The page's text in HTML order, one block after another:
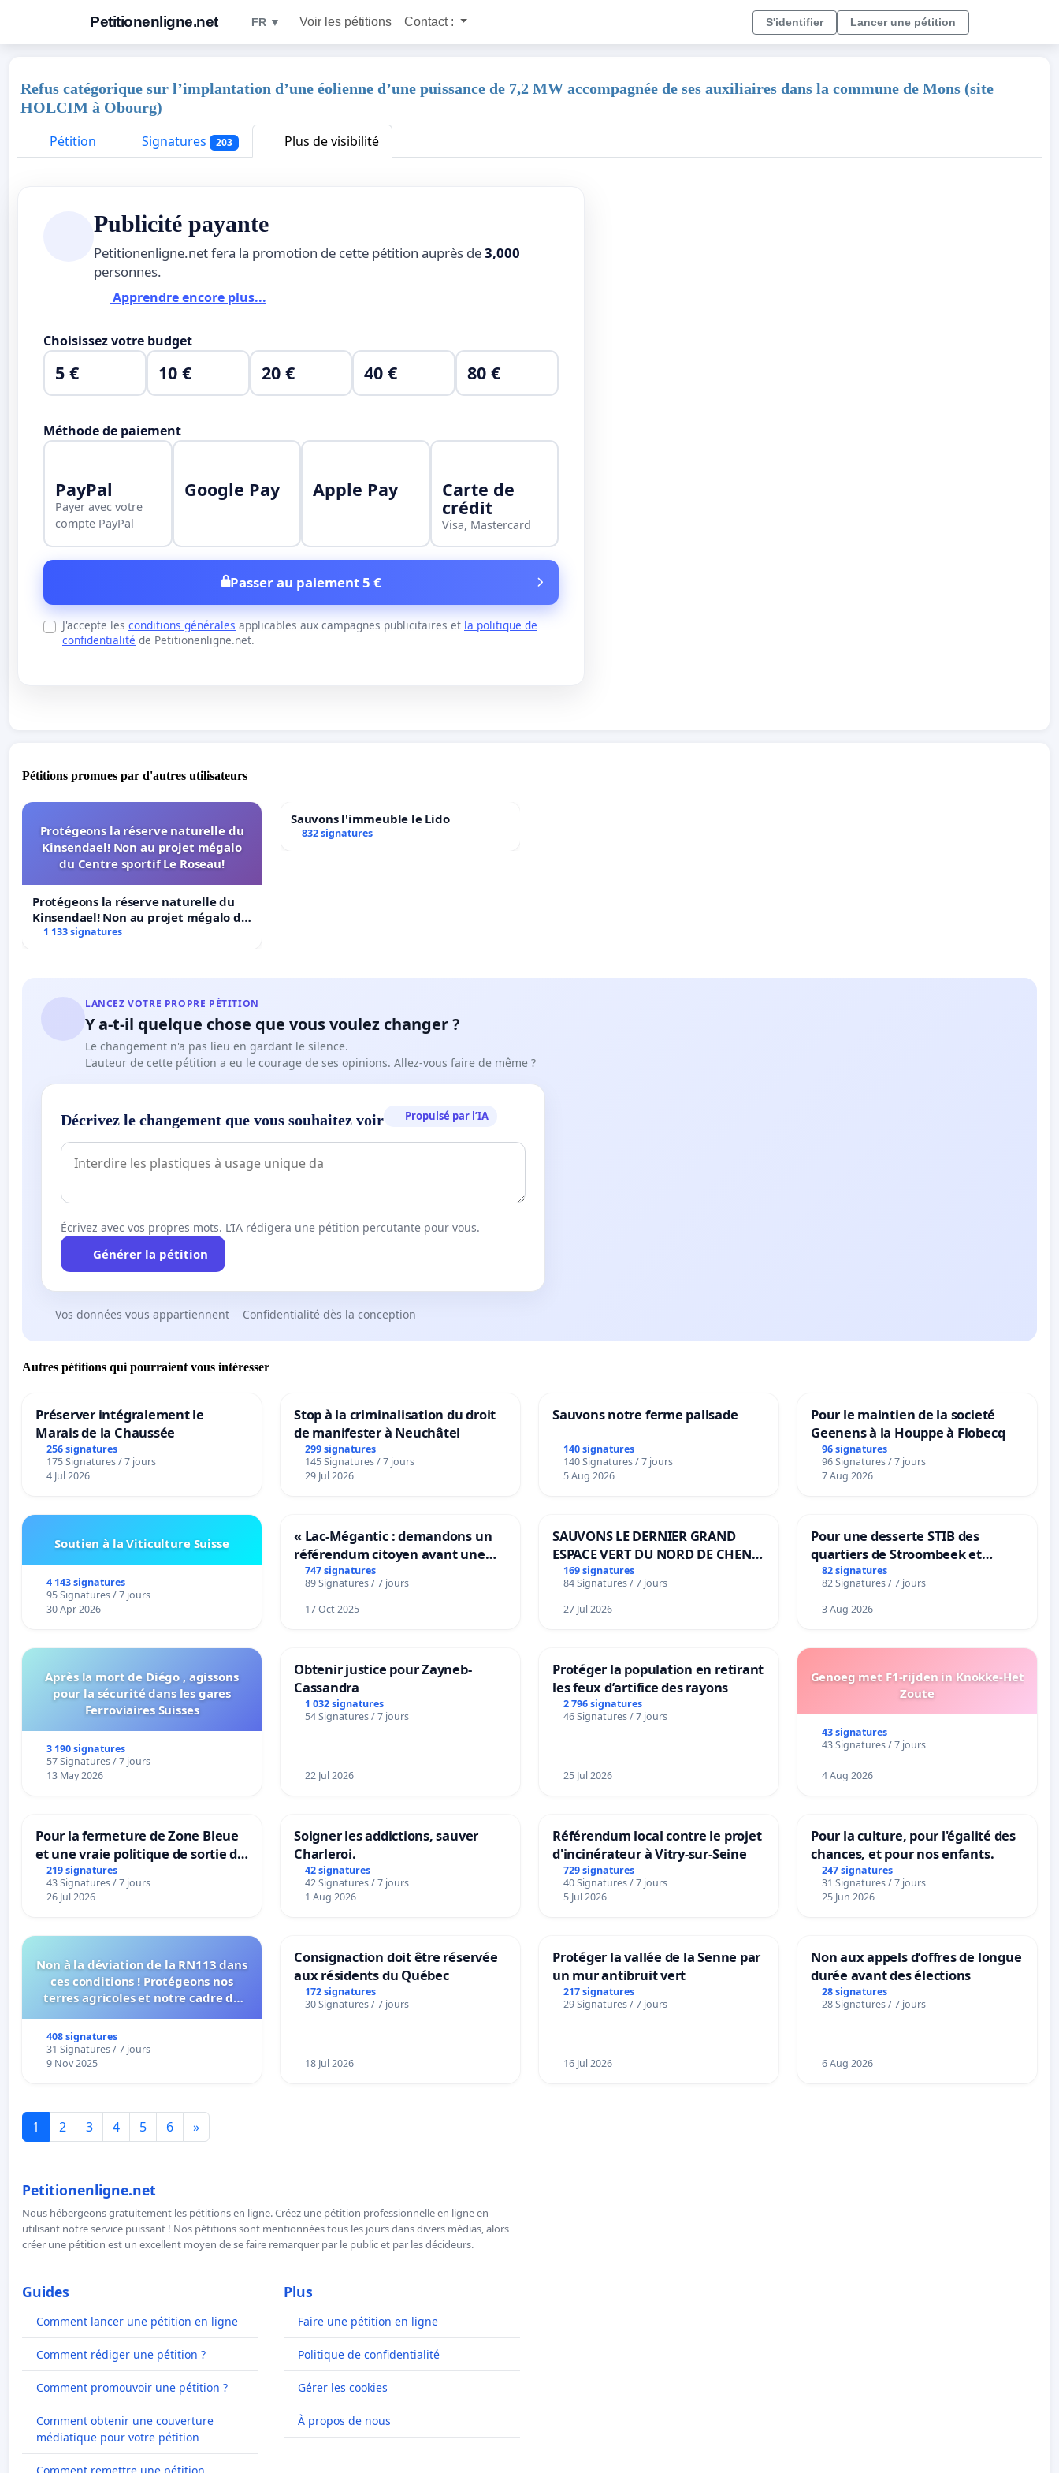
Petitionenligne.net FR ▼ Voir les pétitions Contact : S'identifier Lancer une pétition
Refus catégorique sur l’implantation d’une éolienne d’une puissance de 7,2 MW accompagnée de ses auxiliaires dans la commune de Mons (site
HOLCIM à Obourg)
Pétition
Signatures 203 Plus de visibilité
Publicité payante
Petitionenligne.net fera la promotion de cette pétition auprès de3,000
personnes.
Apprendre encore plus...
Choisissez votre budget
5 € 10 € 20 € 40 € 80 €
Méthode de paiement
PayPal
Payer avec votre
compte PayPal
Google Pay Apple Pay Carte de
crédit
Visa, Mastercard
Passer au paiement 5 €
J'accepte les conditions générales applicables aux campagnes publicitaires et la politique de
confidentialité de Petitionenligne.net.
Pétitions promues par d'autres utilisateurs
Protégeons la réserve naturelle du
Kinsendael! Non au projet mégalo
du Centre sportif Le Roseau!
Protégeons la réserve naturelle du
Kinsendael! Non au projet mégalo du
Centre sportif Le Roseau!
1 133 signatures
Sauvons l'immeuble le Lido
832 signatures
LANCEZ VOTRE PROPRE PÉTITION
Y a-t-il quelque chose que vous voulez changer ?
Le changement n'a pas lieu en gardant le silence.
L'auteur de cette pétition a eu le courage de ses opinions. Allez-vous faire de même ?
Décrivez le changement que vous souhaitez voir Propulsé par l’IA
Écrivez avec vos propres mots. L’IA rédigera une pétition percutante pour vous.
Générer la pétition
Vos données vous appartiennent Confidentialité dès la conception
Autres pétitions qui pourraient vous intéresser
Préserver intégralement le
Marais de la Chaussée
256 signatures
175 Signatures / 7 jours
4 Jul 2026
Stop à la criminalisation du droit
de manifester à Neuchâtel
299 signatures
145 Signatures / 7 jours
29 Jul 2026
Sauvons notre ferme pallsade
140 signatures
140 Signatures / 7 jours
5 Aug 2026
Pour le maintien de la societé
Geenens à la Houppe à Flobecq
96 signatures
96 Signatures / 7 jours
7 Aug 2026
Soutien à la Viticulture Suisse
4 143 signatures
95 Signatures / 7 jours
30 Apr 2026
« Lac-Mégantic : demandons un
référendum citoyen avant une
transformation irréversible de
notre territoire »
747 signatures
89 Signatures / 7 jours
17 Oct 2025
SAUVONS LE DERNIER GRAND
ESPACE VERT DU NORD DE CHENE-
BOUGERIES
169 signatures
84 Signatures / 7 jours
27 Jul 2026
Pour une desserte STIB des
quartiers de Stroombeek et
Beauval - Voor een MIVB-
bediening van de wijken
Strombeek en Het Voor
82 signatures
82 Signatures / 7 jours
3 Aug 2026
Après la mort de Diégo , agissons
pour la sécurité dans les gares
Ferroviaires Suisses
3 190 signatures
57 Signatures / 7 jours
13 May 2026
Obtenir justice pour Zayneb-
Cassandra
1 032 signatures
54 Signatures / 7 jours
22 Jul 2026
Protéger la population en retirant
les feux d’artifice des rayons
2 796 signatures
46 Signatures / 7 jours
25 Jul 2026
Genoeg met F1-rijden in Knokke-Het
Zoute
43 signatures
43 Signatures / 7 jours
4 Aug 2026
Pour la fermeture de Zone Bleue
et une vraie politique de sortie de
la dépendance
219 signatures
43 Signatures / 7 jours
26 Jul 2026
Soigner les addictions, sauver
Charleroi.
42 signatures
42 Signatures / 7 jours
1 Aug 2026
Référendum local contre le projet
d'incinérateur à Vitry-sur-Seine
729 signatures
40 Signatures / 7 jours
5 Jul 2026
Pour la culture, pour l'égalité des
chances, et pour nos enfants.
247 signatures
31 Signatures / 7 jours
25 Jun 2026
Non à la déviation de la RN113 dans
ces conditions ! Protégeons nos
terres agricoles et notre cadre de
408 signatures
31 Signatures / 7 jours
9 Nov 2025
Consignaction doit être réservée
aux résidents du Québec
172 signatures
30 Signatures / 7 jours
18 Jul 2026
Protéger la vallée de la Senne par
un mur antibruit vert
217 signatures
29 Signatures / 7 jours
16 Jul 2026
Non aux appels d’offres de longue
durée avant des élections
28 signatures
28 Signatures / 7 jours
6 Aug 2026
1 2 3 4 5 6 »
Petitionenligne.net
Nous hébergeons gratuitement les pétitions en ligne. Créez une pétition professionnelle en ligne en
utilisant notre service puissant ! Nos pétitions sont mentionnées tous les jours dans divers médias, alors
créer une pétition est un excellent moyen de se faire remarquer par le public et par les décideurs.
Guides
Comment lancer une pétition en ligne
Comment rédiger une pétition ?
Comment promouvoir une pétition ?
Comment obtenir une couverture
médiatique pour votre pétition
Plus
Faire une pétition en ligne
Politique de confidentialité
Gérer les cookies
À propos de nous